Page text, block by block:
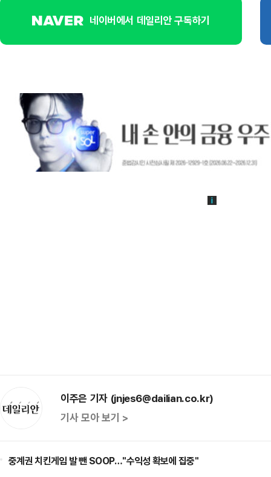
네이버에서 데일리안 구독하기
이주은 기자 (jnjes6@dailian.co.kr)
기사 모아 보기 >
중계권 치킨게임 발 뺀 SOOP…"수익성 확보에 집중"